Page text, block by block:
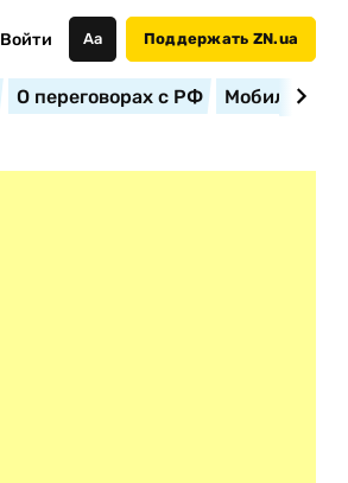
Войти Аа Поддержать ZN.ua
О переговорах с РФ